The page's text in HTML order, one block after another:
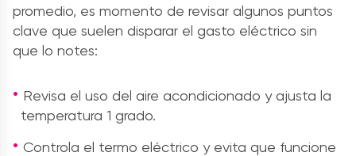
promedio, es momento de revisar algunos puntos
clave que suelen disparar el gasto eléctrico sin
que lo notes:
Revisa el uso del aire acondicionado y ajusta la
temperatura 1 grado.
Controla el termo eléctrico y evita que funcione